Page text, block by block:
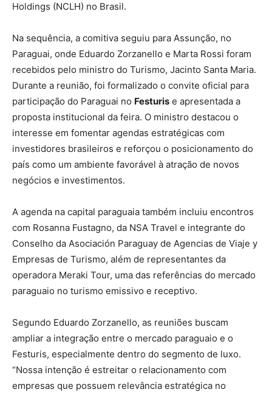
Holdings (NCLH) no Brasil.
Na sequência, a comitiva seguiu para Assunção, no
Paraguai, onde Eduardo Zorzanello e Marta Rossi foram
recebidos pelo ministro do Turismo, Jacinto Santa Maria.
Durante a reunião, foi formalizado o convite oficial para
participação do Paraguai no Festuris e apresentada a
proposta institucional da feira. O ministro destacou o
interesse em fomentar agendas estratégicas com
investidores brasileiros e reforçou o posicionamento do
país como um ambiente favorável à atração de novos
negócios e investimentos.
A agenda na capital paraguaia também incluiu encontros
com Rosanna Fustagno, da NSA Travel e integrante do
Conselho da Asociación Paraguay de Agencias de Viaje y
Empresas de Turismo, além de representantes da
operadora Meraki Tour, uma das referências do mercado
paraguaio no turismo emissivo e receptivo.
Segundo Eduardo Zorzanello, as reuniões buscam
ampliar a integração entre o mercado paraguaio e o
Festuris, especialmente dentro do segmento de luxo.
“Nossa intenção é estreitar o relacionamento com
empresas que possuem relevância estratégica no